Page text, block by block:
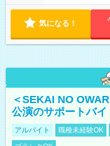
気になる！
＜SEKAI NO
公演のサポートバイ
アルバイト 職種未経験OK